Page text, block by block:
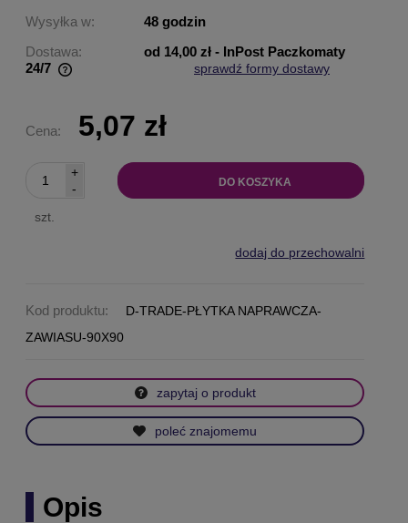
Wysyłka w:
48 godzin
Dostawa:
od 14,00 zł - InPost Paczkomaty
24/7
sprawdź formy dostawy
Cena: 5,07 zł
-
+
szt.
DO KOSZYKA
dodaj do przechowalni
Kod produktu:
D-TRADE-PŁYTKA NAPRAWCZA-
ZAWIASU-90X90
zapytaj o produkt
poleć znajomemu
Opis